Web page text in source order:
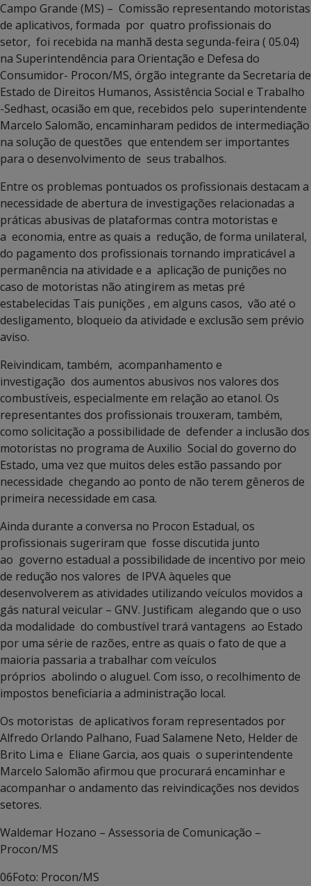
Campo Grande (MS) – Comissão representando motoristas
de aplicativos, formada por quatro profissionais do
setor, foi recebida na manhã desta segunda-feira ( 05.04)
na Superintendência para Orientação e Defesa do
Consumidor- Procon/MS, órgão integrante da Secretaria de
Estado de Direitos Humanos, Assistência Social e Trabalho
-Sedhast, ocasião em que, recebidos pelo superintendente
Marcelo Salomão, encaminharam pedidos de intermediação
na solução de questões que entendem ser importantes
para o desenvolvimento de seus trabalhos.
Entre os problemas pontuados os profissionais destacam a
necessidade de abertura de investigações relacionadas a
práticas abusivas de plataformas contra motoristas e
a economia, entre as quais a redução, de forma unilateral,
do pagamento dos profissionais tornando impraticável a
permanência na atividade e a aplicação de punições no
caso de motoristas não atingirem as metas pré
estabelecidas Tais punições , em alguns casos, vão até o
desligamento, bloqueio da atividade e exclusão sem prévio
aviso.
Reivindicam, também, acompanhamento e
investigação dos aumentos abusivos nos valores dos
combustíveis, especialmente em relação ao etanol. Os
representantes dos profissionais trouxeram, também,
como solicitação a possibilidade de defender a inclusão dos
motoristas no programa de Auxilio Social do governo do
Estado, uma vez que muitos deles estão passando por
necessidade chegando ao ponto de não terem gêneros de
primeira necessidade em casa.
Ainda durante a conversa no Procon Estadual, os
profissionais sugeriram que fosse discutida junto
ao governo estadual a possibilidade de incentivo por meio
de redução nos valores de IPVA àqueles que
desenvolverem as atividades utilizando veículos movidos a
gás natural veicular – GNV. Justificam alegando que o uso
da modalidade do combustível trará vantagens ao Estado
por uma série de razões, entre as quais o fato de que a
maioria passaria a trabalhar com veículos
próprios abolindo o aluguel. Com isso, o recolhimento de
impostos beneficiaria a administração local.
Os motoristas de aplicativos foram representados por
Alfredo Orlando Palhano, Fuad Salamene Neto, Helder de
Brito Lima e Eliane Garcia, aos quais o superintendente
Marcelo Salomão afirmou que procurará encaminhar e
acompanhar o andamento das reivindicações nos devidos
setores.
Waldemar Hozano – Assessoria de Comunicação –
Procon/MS
06Foto: Procon/MS